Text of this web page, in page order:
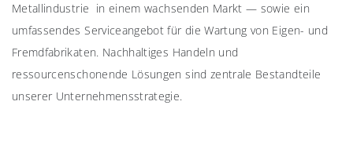
Metallindustrie in einem wachsenden Markt — sowie ein
umfassendes Serviceangebot für die Wartung von Eigen- und
Fremdfabrikaten. Nachhaltiges Handeln und
ressourcenschonende Lösungen sind zentrale Bestandteile
unserer Unternehmensstrategie.